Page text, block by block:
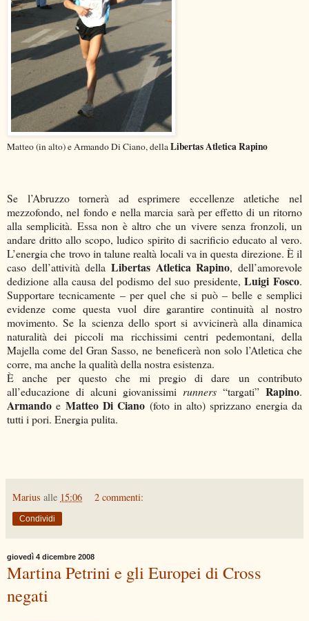
Matteo (in alto) e Armando Di Ciano, dellaLibertas Atletica Rapino
Se l’Abruzzo tornerà ad esprimere eccellenze atletiche nel
mezzofondo, nel fondo e nella marcia sarà per effetto di un ritorno
alla semplicità. Essa non è altro che un vivere senza fronzoli, un
andare dritto allo scopo, ludico spirito di sacrificio educato al vero.
L’energia che trovo in talune realtà locali va in questa direzione. È il
caso dell’attività della Libertas Atletica Rapino, dell’amorevole
dedizione alla causa del podismo del suo presidente,Luigi Fosco.
Supportare tecnicamente – per quel che si può – belle e semplici
evidenze come questa vuol dire garantire continuità al nostro
movimento. Se la scienza dello sport si avvicinerà alla dinamica
naturalità dei piccoli ma ricchissimi centri pedemontani, della
Majella come del Gran Sasso, ne beneficerà non solo l’Atletica che
corre, ma anche la qualità della nostra esistenza.
È anche per questo che mi pregio di dare un contributo
all’educazione di alcuni giovanissimi runners “targati” Rapino.
Armando e Matteo Di Ciano (foto in alto) sprizzano energia da
tutti i pori. Energia pulita.
Marius alle 15:06 2 commenti:
Condividi
giovedì 4 dicembre 2008
Martina Petrini e gli Europei di Cross
negati